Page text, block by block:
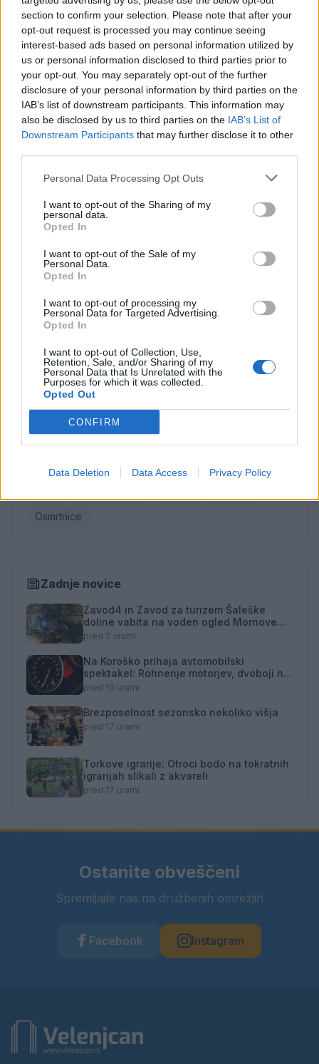
section to confirm your selection. Please note that after your
opt-out request is processed you may continue seeing
interest-based ads based on personal information utilized by
us or personal information disclosed to third parties prior to
your opt-out. You may separately opt-out of the further
disclosure of your personal information by third parties on the
IAB’s list of downstream participants. This information may
also be disclosed by us to third parties on the IAB’s List of
Downstream Participants that may further disclose it to other
Personal Data Processing Opt Outs
I want to opt-out of the Sharing of my
personal data.
Opted In
I want to opt-out of the Sale of my
Personal Data.
Opted In
I want to opt-out of processing my
Personal Data for Targeted Advertising.
Opted In
I want to opt-out of Collection, Use,
Retention, Sale, and/or Sharing of my
Personal Data that Is Unrelated with the
Purposes for which it was collected.
Opted Out
CONFIRM
Data Deletion Data Access Privacy Policy
Najbolj brano
1
Pretep v gostinskem lokalu v Velenju: 46-letnik
moškega udaril s steklenico in ga zabodel
2
(VIDEO) "Mislil sem, da je konec": Lastnik
velenjske picerije o padcu s padalom na
Hrvaškem
3
Dopustniška drama: Policija pričakala letalo s
Korošico po pristanku
4
Na Šaleški cesti v Velenju občanka poškodovala
tri vozila
mrtvega 76-letnika
Osmrtnice
Danica Sladič
Cvetko Jeseničnik
Branko Golob
Roman Skale
Vse osmrtnice →
Družba Utrinki Turizem Kronika
Kultura
Osmrtnice
Zadnje novice
Zavod4 in Zavod za turizem Šaleške
doline vabita na voden ogled Mornove
zijalke
pred 7 urami
Na Koroško prihaja avtomobilski
spektakel: Rohnenje motorjev, dvoboji na
progah in atraktivni Car Meet
pred 10 urami
Brezposelnost sezonsko nekoliko višja
pred 17 urami
Torkove igrarije: Otroci bodo na tokratnih
igrarijah slikali z akvareli
pred 17 urami
Ostanite obveščeni
Spremljajte nas na družbenih omrežjih
Facebook Instagram